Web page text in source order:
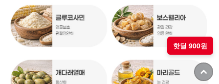
핫딜 900원